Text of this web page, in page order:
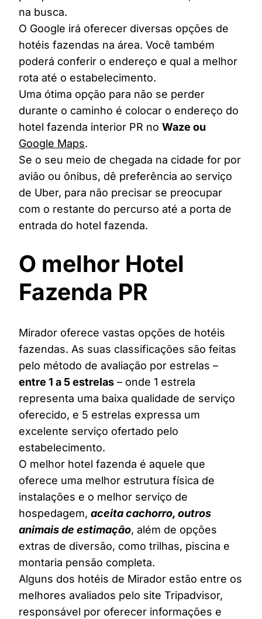
na busca.
O Google irá oferecer diversas opções de
hotéis fazendas na área. Você também
poderá conferir o endereço e qual a melhor
rota até o estabelecimento.
Uma ótima opção para não se perder
durante o caminho é colocar o endereço do
hotel fazenda interior PR no Waze ou
Google Maps.
Se o seu meio de chegada na cidade for por
avião ou ônibus, dê preferência ao serviço
de Uber, para não precisar se preocupar
com o restante do percurso até a porta de
entrada do hotel fazenda.
O melhor Hotel
Fazenda PR
Mirador oferece vastas opções de hotéis
fazendas. As suas classificações são feitas
pelo método de avaliação por estrelas –
entre 1 a 5 estrelas – onde 1 estrela
representa uma baixa qualidade de serviço
oferecido, e 5 estrelas expressa um
excelente serviço ofertado pelo
estabelecimento.
O melhor hotel fazenda é aquele que
oferece uma melhor estrutura física de
instalações e o melhor serviço de
hospedagem, aceita cachorro, outros
animais de estimação, além de opções
extras de diversão, como trilhas, piscina e
montaria pensão completa.
Alguns dos hotéis de Mirador estão entre os
melhores avaliados pelo site Tripadvisor,
responsável por oferecer informações e